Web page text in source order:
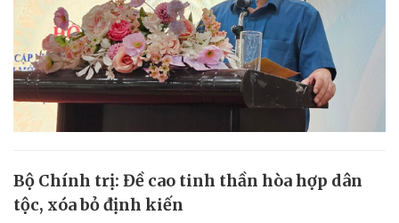
Bộ Chính trị: Đề cao tinh thần hòa hợp dân
tộc, xóa bỏ định kiến